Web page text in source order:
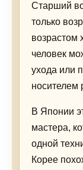
Старший
только
возрастом
человек
ухода или
носителем
В Японии
мастера,
одной
Корее